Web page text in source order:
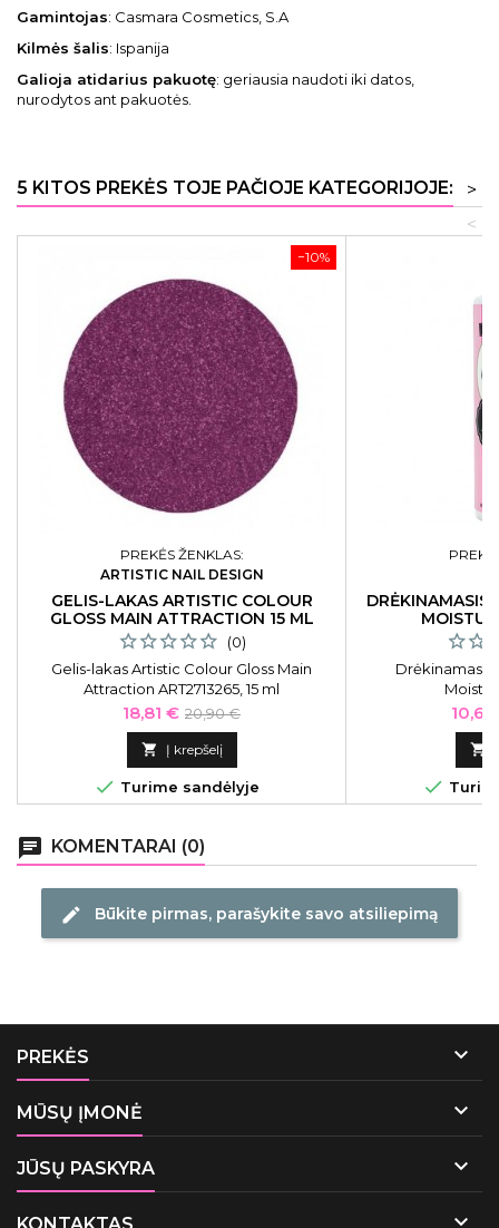
Gamintojas: Casmara Cosmetics, S.A
Kilmės šalis: Ispanija
Galioja atidarius pakuotę: geriausia naudoti iki datos,
nurodytos ant pakuotės.
5 KITOS PREKĖS TOJE PAČIOJE KATEGORIJOJE:
>
<
−10%
PREKĖS ŽENKLAS:
ARTISTIC NAIL DESIGN
GELIS-LAKAS ARTISTIC COLOUR
GLOSS MAIN ATTRACTION 15 ML
(0)
Gelis-lakas Artistic Colour Gloss Main
Attraction ART2713265, 15 ml
Kaina
18,81 € Bazinė
kaina
20,90 €
 Į krepšelį
 Turime sandėlyje
DRĖKINAMASIS
Drėkinamasis
Kaina


chat KOMENTARAI (0)
edit Būkite pirmas, parašykite savo atsiliepimą
PREKĖS 
MŪSŲ ĮMONĖ 
JŪSŲ PASKYRA 
